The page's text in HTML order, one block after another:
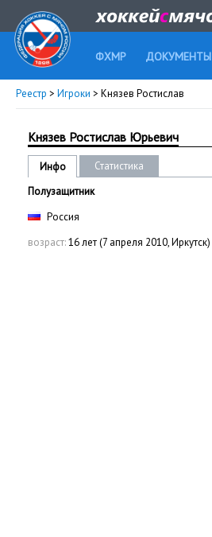
ФХМР ДОКУМЕНТЫ
Реестр > Игроки > Князев Ростислав
Князев Ростислав Юрьевич
Инфо
Статистика
Полузащитник
Россия
возраст:16 лет (7 апреля 2010, Иркутск)